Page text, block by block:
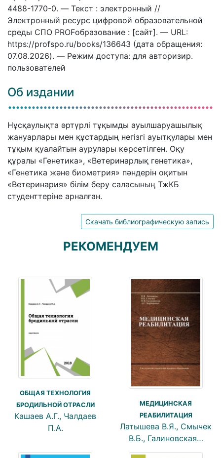
4488-1770-0. — Текст : электронный //
Электронный ресурс цифровой образовательной
среды СПО PROFобразование : [сайт]. — URL:
https://profspo.ru/books/136643 (дата обращения:
07.08.2026). — Режим доступа: для авторизир.
пользователей
Об издании
Нұсқаулықта әртүрлі тұқымды ауылшаруашылық
жануарлары мен құстардың негізгі ауытқулары мен
тұқым қуалайтын аурулары көрсетілген. Оқу
құралы «Генетика», «Ветеринарлық генетика»,
«Генетика және биометрия» пәндерін оқитын
«Ветеринария» білім беру саласының ТжКБ
студенттеріне арналған.
Скачать библиографическую запись
РЕКОМЕНДУЕМ
ОБЩАЯ ТЕХНОЛОГИЯ
БРОДИЛЬНОЙ ОТРАСЛИ
Кашаев А.Г., Чалдаев
П.А.
МЕДИЦИНСКАЯ
РЕАБИЛИТАЦИЯ
Латышева В.Я., Смычек
В.Б., Галиновская…